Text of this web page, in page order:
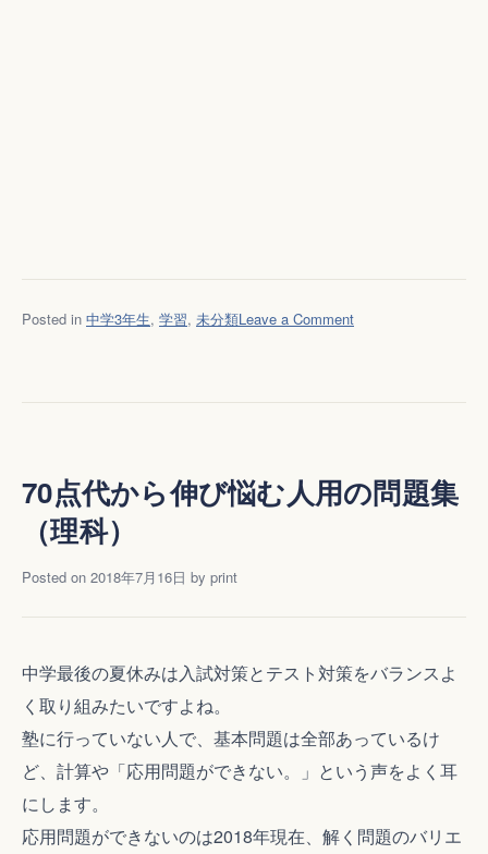
Posted in 中学3年生, 学習, 未分類Leave a Commenton
で
問
集
（社
会）
70点代から伸び悩む人用の問題集
（理科）
Posted on 2018年7月16日 by print
中学最後の夏休みは入試対策とテスト対策をバランスよ
く取り組みたいですよね。
塾に行っていない人で、基本問題は全部あっているけ
ど、計算や「応用問題ができない。」という声をよく耳
にします。
応用問題ができないのは2018年現在、解く問題のバリエ